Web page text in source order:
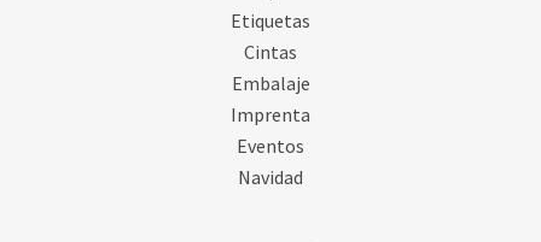
Etiquetas
Cintas
Embalaje
Imprenta
Eventos
Navidad